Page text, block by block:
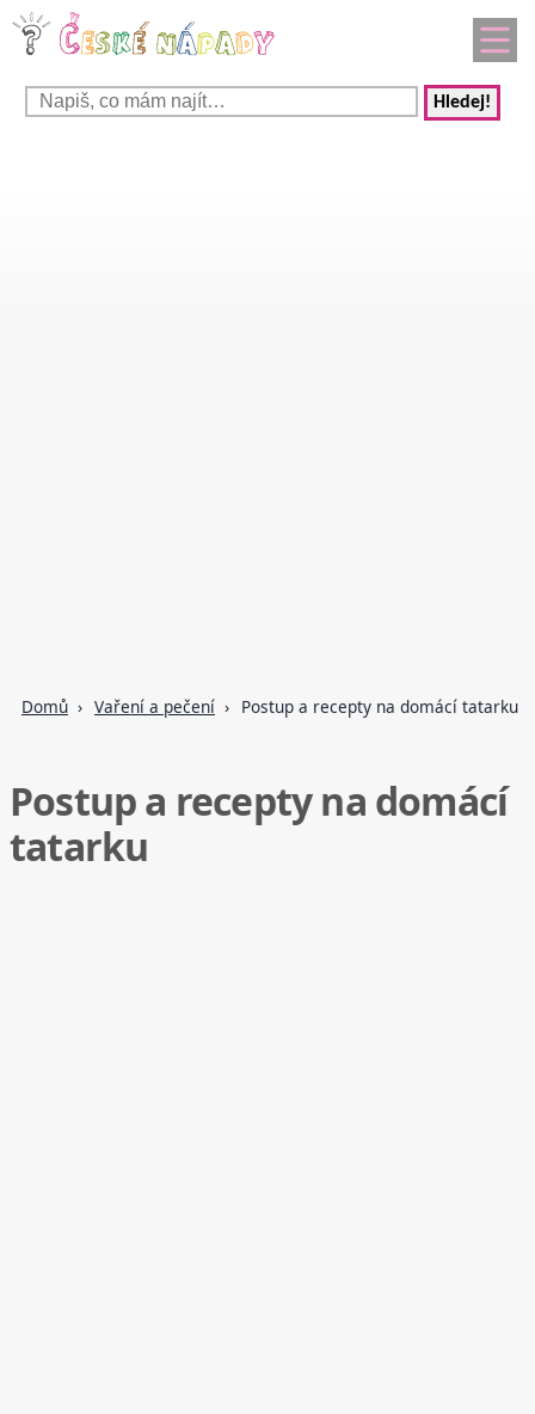
Hledej!
Domů Vaření a pečení Postup a recepty na domácí tatarku
Postup a recepty na domácí
tatarku